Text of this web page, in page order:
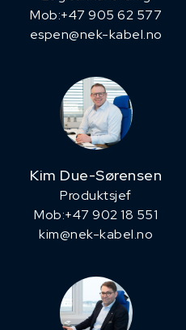
Mob:+47 905 62 577
espen@nek-kabel.no
Kim Due-Sørensen
Produktsjef
​Mob:+47 902 18 551
kim@nek-kabel.no